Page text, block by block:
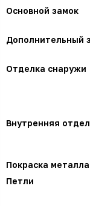
Основной замок
Дополнительный
Отделка снаружи
Внутренняя
Покраска металла
Петли